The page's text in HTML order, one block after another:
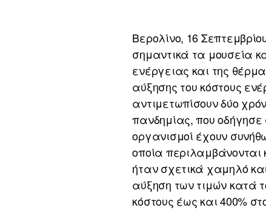
Βερολίνο, 16
σημαντικά τα μουσεία
ενέργειας και της
αύξησης του κόστους
αντιμετωπίσουν δύο
πανδημίας, που οδήγησε
οργανισμοί έχουν
οποία
ήταν σχετικά χαμηλό
αύξηση των τιμών κατά
κόστους έως και 400%